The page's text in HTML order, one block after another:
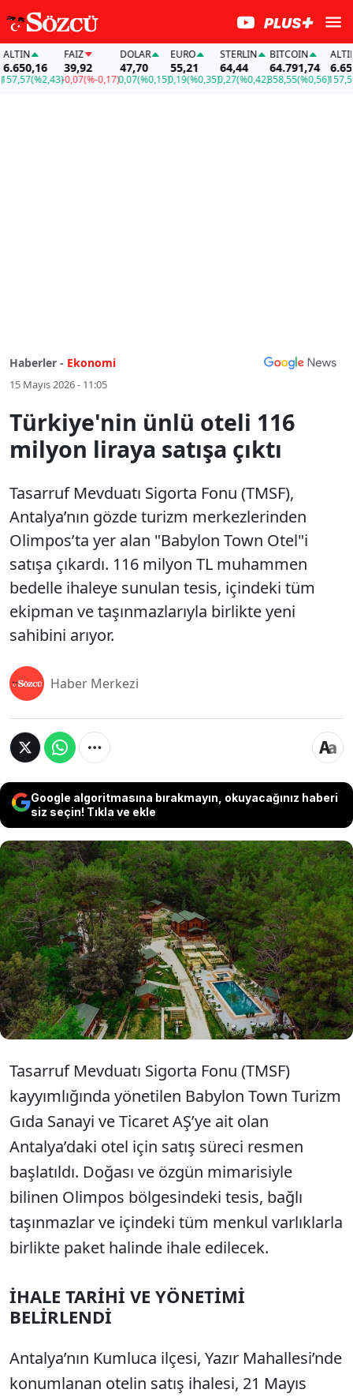
(%2,43)
FAİZ
39,92
-0,07(%-0,17)
DOLAR
47,70
0,07(%0,15)
EURO
55,21
0,19(%0,35)
STERLIN
64,44
0,27(%0,42)
BITCOIN
64.791,74
358,55(%0,56)
ALTIN
157,57
Haberler - Ekonomi
15 Mayıs 2026 - 11:05
Türkiye'nin ünlü oteli 116
milyon liraya satışa çıktı
Tasarruf Mevduatı Sigorta Fonu (TMSF),
Antalya’nın gözde turizm merkezlerinden
Olimpos’ta yer alan "Babylon Town Otel"i
satışa çıkardı. 116 milyon TL muhammen
bedelle ihaleye sunulan tesis, içindeki tüm
ekipman ve taşınmazlarıyla birlikte yeni
sahibini arıyor.
Haber Merkezi
Google algoritmasına bırakmayın, okuyacağınız haberi
siz seçin! Tıkla ve ekle
Tasarruf Mevduatı Sigorta Fonu (TMSF),
Antalya’nın gözde turizm merkezlerinden
Olimpos’ta yer alan "Babylon Town Otel"i satışa
çıkardı. 116 milyon TL muhammen bedelle
ihaleye sunulan tesis, içindeki tüm ekipman ve
taşınmazlarıyla birlikte yeni sahibini arıyor.
Tasarruf Mevduatı Sigorta Fonu (TMSF)
kayyımlığında yönetilen Babylon Town Turizm
Gıda Sanayi ve Ticaret AŞ’ye ait olan
Antalya’daki otel için satış süreci resmen
başlatıldı. Doğası ve özgün mimarisiyle
bilinen Olimpos bölgesindeki tesis, bağlı
taşınmazlar ve içindeki tüm menkul varlıklarla
birlikte paket halinde ihale edilecek.
İHALE TARİHİ VE YÖNETİMİ
BELİRLENDİ
Antalya’nın Kumluca ilçesi, Yazır Mahallesi’nde
konumlanan otelin satış ihalesi, 21 Mayıs